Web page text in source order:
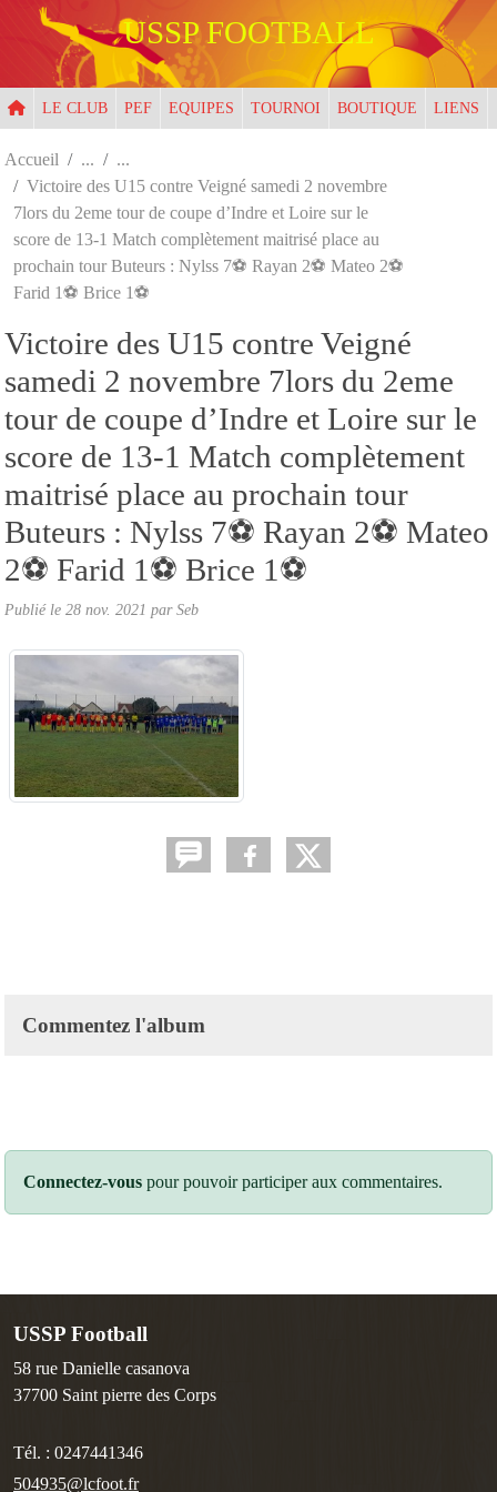
USSP FOOTBALL
LE CLUB PEF EQUIPES TOURNOI BOUTIQUE LIENS
Accueil
Victoire des U15 contre Veigné samedi 2 novembre
7lors du 2eme tour de coupe d’Indre et Loire sur le
score de 13-1 Match complètement maitrisé place au
prochain tour Buteurs : Nylss 7⚽️ Rayan 2⚽️ Mateo 2⚽️
Farid 1⚽️ Brice 1⚽️
Victoire des U15 contre Veigné
samedi 2 novembre 7lors du 2eme
tour de coupe d’Indre et Loire sur le
score de 13-1 Match complètement
maitrisé place au prochain tour
Buteurs : Nylss 7⚽️ Rayan 2⚽️ Mateo
2⚽️ Farid 1⚽️ Brice 1⚽️
Publié le 28 nov. 2021 parSeb
Commentez l'album
Connectez-vous pour pouvoir participer aux commentaires.
USSP Football
58 rue Danielle casanova
37700 Saint pierre des Corps
Tél. : 0247441346
504935@lcfoot.fr
Panneau de gestion des cookies